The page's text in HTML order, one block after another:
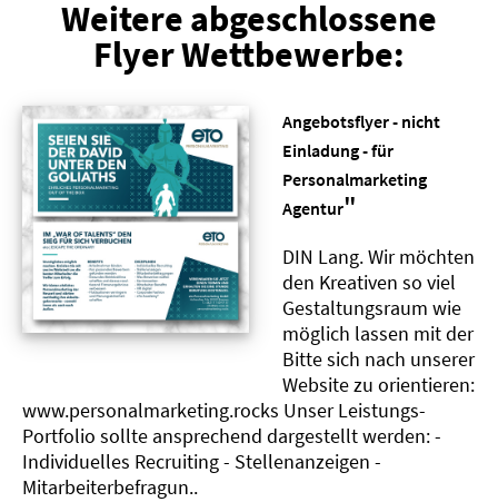
Weitere abgeschlossene
Flyer Wettbewerbe:
Angebotsflyer - nicht
Einladung - für
Personalmarketing
Agentur"
DIN Lang. Wir möchten
den Kreativen so viel
Gestaltungsraum wie
möglich lassen mit der
Bitte sich nach unserer
Website zu orientieren:
www.personalmarketing.rocks Unser Leistungs-
Portfolio sollte ansprechend dargestellt werden: -
Individuelles Recruiting - Stellenanzeigen -
Mitarbeiterbefragun..